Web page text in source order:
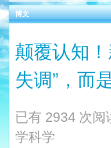
博文
颠覆认知
失调”，
已有 2934 次阅
学科学